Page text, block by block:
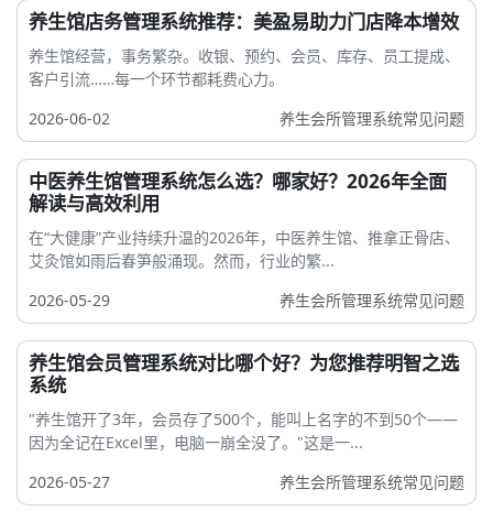
养生馆店务管理系统推荐：美盈易助力门店降本增效
养生馆经营，事务繁杂。收银、预约、会员、库存、员工提成、
客户引流……每一个环节都耗费心力。
2026-06-02
养生会所管理系统常见问题
中医养生馆管理系统怎么选？哪家好？2026年全面
解读与高效利用
在“大健康”产业持续升温的2026年，中医养生馆、推拿正骨店、
艾灸馆如雨后春笋般涌现。然而，行业的繁...
2026-05-29
养生会所管理系统常见问题
养生馆会员管理系统对比哪个好？为您推荐明智之选
系统
"养生馆开了3年，会员存了500个，能叫上名字的不到50个——
因为全记在Excel里，电脑一崩全没了。"这是一...
2026-05-27
养生会所管理系统常见问题